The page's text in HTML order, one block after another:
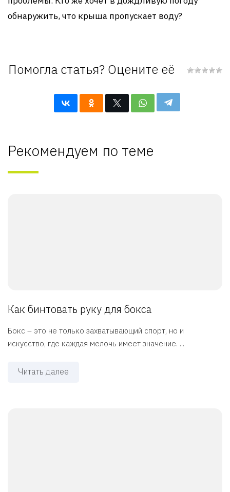
обнаружить, что крыша пропускает воду?
Помогла статья? Оцените её
Рекомендуем по теме
Как бинтовать руку для бокса
Бокс – это не только захватывающий спорт, но и
искусство, где каждая мелочь имеет значение. ...
Читать далее